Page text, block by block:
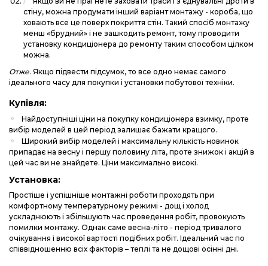
стіну, можна продумати інший варіант монтажу - короба, що
ховають все це поверх покриття стін. Такий спосіб монтажу
менш «брудний» і не зашкодить ремонт, тому проводити
установку кондиціонера до ремонту таким способом цілком
можна.
Отже. Якщо підвести підсумок, то все одно немає самого
ідеального часу для покупки і установки побутової техніки.
Купівля:
Найдоступніші ціни на покупку кондиціонера взимку, проте
вибір моделей в цей період залишає бажати кращого.
Широкий вибір моделей і максимальну кількість новинок
припадає на весну і першу половину літа, проте знижок і акцій в
цей час ви не знайдете. Ціни максимально високі.
Установка:
Простіше і успішніше монтажні роботи проходять при
комфортному температурному режимі - дощ і холод
ускладнюють і збільшують час проведення робіт, провокують
помилки монтажу. Однак саме весна-літо - період тривалого
очікування і високої вартості подібних робіт. Ідеальний час по
співвідношенню всіх факторів – теплі та не дощові осінні дні.